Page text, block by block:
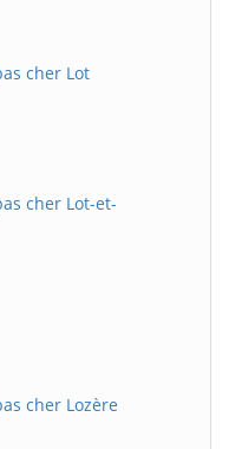
cher Lot
cher Lot-et-
cher Lozère